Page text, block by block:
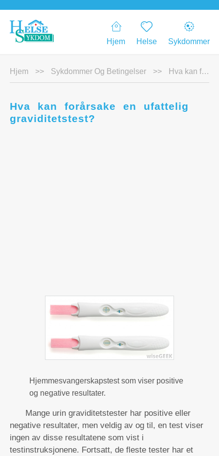
Hjem Helse Sykdommer
Hjem >> Sykdommer Og Betingelser >> Hva kan forårsake en ufattelig graviditetstest?
Hva kan forårsake en ufattelig
graviditetstest?
Hjemmesvangerskapstest som viser positive
og negative resultater.
Mange urin graviditetstester har positive eller
negative resultater, men veldig av og til, en test viser
ingen av disse resultatene som vist i
testinstruksjonene. Fortsatt, de fleste tester har et